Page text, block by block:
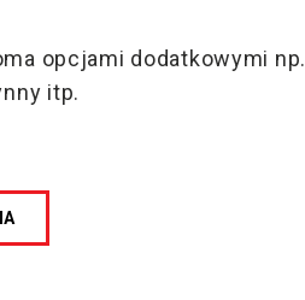
opcjami dodatkowymi np.
itp.